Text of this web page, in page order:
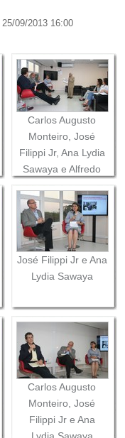
09/2013 16:00
Carlos Augusto
Monteiro, José
Filippi Jr, Ana Lydia
Sawaya e Alfredo
José Filippi Jr e Ana
Lydia Sawaya
Carlos Augusto
Monteiro, José
Filippi Jr e Ana
Lydia Sawaya